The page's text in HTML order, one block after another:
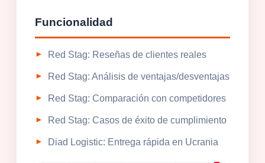
Funcionalidad
Red Stag: Reseñas de clientes reales
Red Stag: Análisis de ventajas/desventajas
Red Stag: Comparación con competidores
Red Stag: Casos de éxito de cumplimiento
Diad Logistic: Entrega rápida en Ucrania